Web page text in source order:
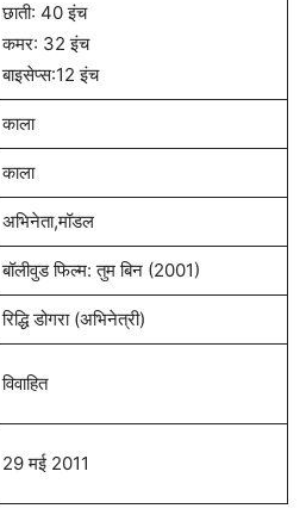
छाती: 40 इंच
कमर: 32 इंच
बाइसेप्स:12 इंच
काला
काला
अभिनेता,मॉडल
बॉलीवुड फिल्म: तुम बिन (2001)
रिद्धि डोगरा (अभिनेत्री)
विवाहित
29 मई 2011